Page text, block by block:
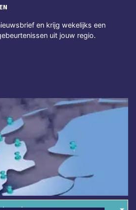
en krijg wekelijks een
uit jouw regio.